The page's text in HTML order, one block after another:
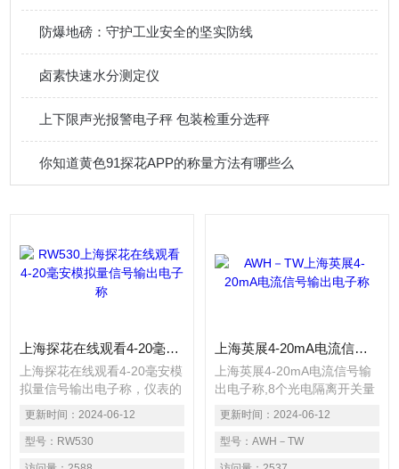
防爆地磅：守护工业安全的坚实防线
卤素快速水分测定仪
上下限声光报警电子秤 包装检重分选秤
你知道黄色91探花APP的称量方法有哪些么
上海探花在线观看4-20毫安模拟量信号输出电子称
上海探花在线观看4-20毫安模
拟量信号输出电子称，仪表的
标准版本程序Z多可对两种料
进行定量控制开关量输入、输
出可扩展，每个IO扩展盒，可
扩展8个开关量输入，8个开关
更新时间： 2024-06-12
型号： RW530
上海英展4-20mA电流信号输出电子称
上海英展4-20mA电流信号输
出电子称,8个光电隔离开关量
输出（选配外接继电器盒）。
仪表的标准版本程序Z多可对
两种料进行定量控制开关量输
入、输出可扩展，每个IO扩展
更新时间： 2024-06-12
型号： AWH－TW